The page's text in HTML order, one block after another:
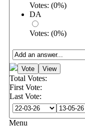
Votes: (0%)
DA
Votes: (0%)
Total Votes:
First Vote:
Last Vote:
Menu